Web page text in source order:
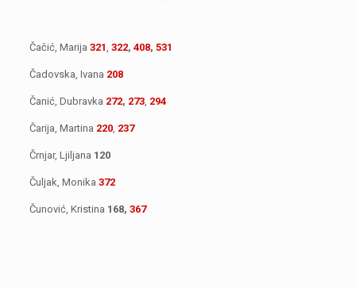
Čačić, Marija 321, 322, 408, 531
Čadovska, Ivana 208
Čanić, Dubravka 272, 273, 294
Čarija, Martina 220, 237
Črnjar, Ljiljana 120
Čuljak, Monika 372
Čunović, Kristina 168, 367